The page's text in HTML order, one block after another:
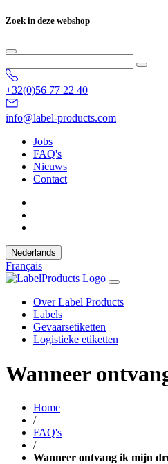
Zoek in deze webshop
+32(0)56 77 22 40
info@label-products.com
Jobs
FAQ's
Nieuws
Contact
Nederlands
Français
Over Label Products
Labels
Gevaarsetiketten
Logistieke etiketten
Wanneer
Home
/
FAQ's
/
Wanneer ontvang ik mijn